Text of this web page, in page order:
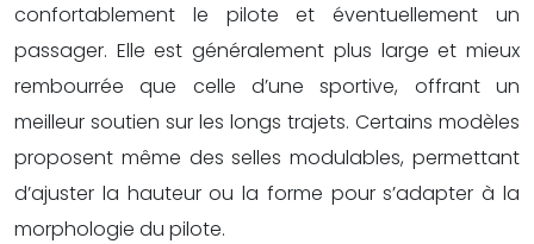
confortablement le pilote et éventuellement un
passager. Elle est généralement plus large et mieux
rembourrée que celle d’une sportive, offrant un
meilleur soutien sur les longs trajets. Certains modèles
proposent même des selles modulables, permettant
d’ajuster la hauteur ou la forme pour s’adapter à la
morphologie du pilote.